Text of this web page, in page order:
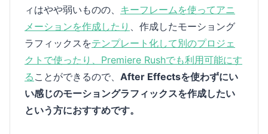
ィはやや弱いものの、 キーフレームを使ってアニ
メーションを作成したり 、作成したモーショング
ラフィックスをテンプレート化して別のプロジェ
クトで使ったり、Premiere Rushでも利用可能にす
る ことができるので、 After Effectsを使わずにい
い感じのモーショングラフィックスを作成したい
という方におすすめです。